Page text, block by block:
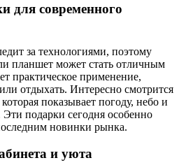
для современного
за технологиями, поэтому
планшет может стать отличным
практическое применение,
отдыхать. Интересно смотрится
показывает погоду, небо и
подарки сегодня особенно
новинки рынка.
и уюта